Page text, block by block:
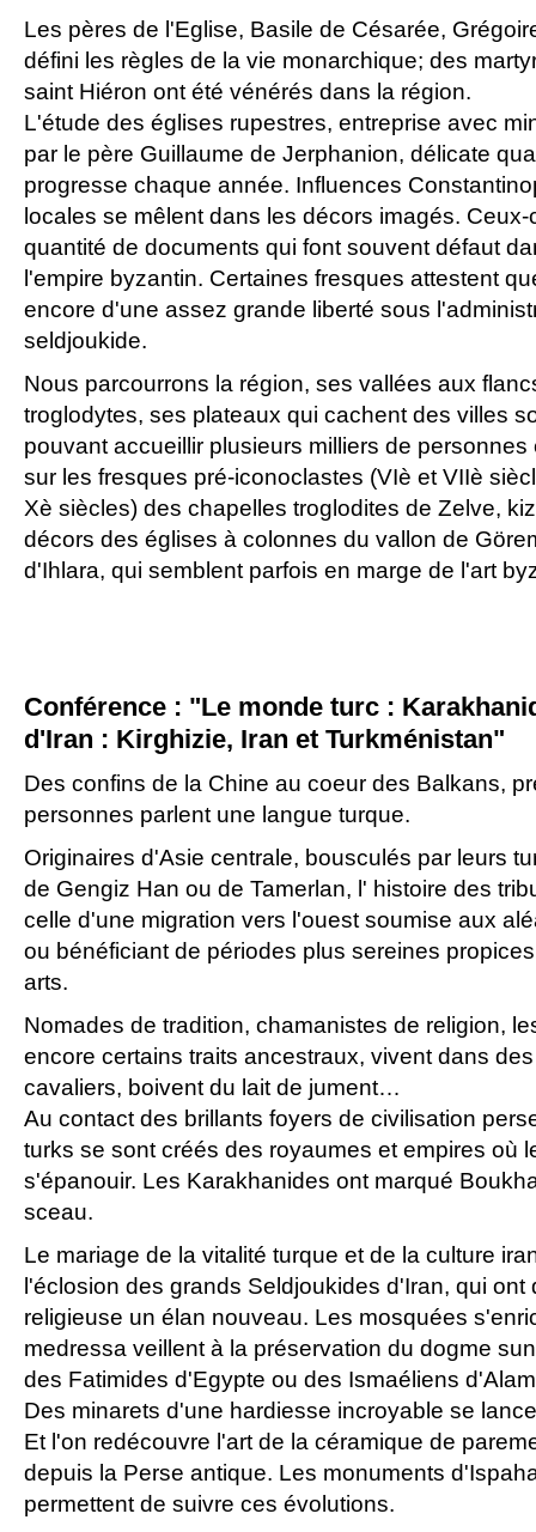
Les pères de l'Eglise, Basile de Césarée,
défini les règles de la vie monarchique; des
saint Hiéron ont été vénérés dans la région.
L'étude des églises rupestres, entreprise avec
par le père Guillaume de Jerphanion, délicate
progresse chaque année. Influences
locales se mêlent dans les décors imagés.
quantité de documents qui font souvent défaut
l'empire byzantin. Certaines fresques attestent
encore d'une assez grande liberté sous
seldjoukide.
Nous parcourrons la région, ses vallées aux
troglodytes, ses plateaux qui cachent des villes
pouvant accueillir plusieurs milliers de
sur les fresques pré-iconoclastes (VIè et VIIè
Xè siècles) des chapelles troglodites de Zelve,
décors des églises à colonnes du vallon de
d'Ihlara, qui semblent parfois en marge de l'art
Conférence : "Le monde turc :
d'Iran : Kirghizie, Iran et Turkménistan"
Des confins de la Chine au coeur des Balkans,
personnes parlent une langue turque.
Originaires d'Asie centrale, bousculés par leurs
de Gengiz Han ou de Tamerlan, l' histoire des
celle d'une migration vers l'ouest soumise aux
ou bénéficiant de périodes plus sereines
arts.
Nomades de tradition, chamanistes de religion,
encore certains traits ancestraux, vivent dans
cavaliers, boivent du lait de jument…
Au contact des brillants foyers de civilisation
turks se sont créés des royaumes et empires où
s'épanouir. Les Karakhanides ont marqué
sceau.
Le mariage de la vitalité turque et de la culture
l'éclosion des grands Seldjoukides d'Iran, qui
religieuse un élan nouveau. Les mosquées
medressa veillent à la préservation du dogme
des Fatimides d'Egypte ou des Ismaéliens
Des minarets d'une hardiesse incroyable se
Et l'on redécouvre l'art de la céramique de
depuis la Perse antique. Les monuments
permettent de suivre ces évolutions.